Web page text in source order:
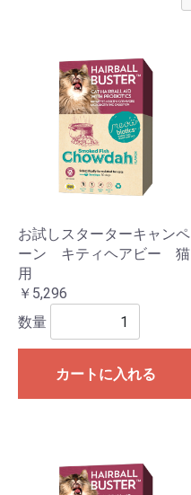
お試しスターターキャンペ
ーン キティヘアビー 猫
用
￥5,296
数量
カートに入れる